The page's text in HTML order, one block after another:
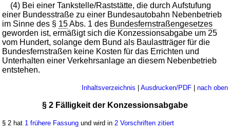
(4) Bei einer Tankstelle/Raststätte, die durch Aufstufung
einer Bundesstraße zu einer Bundesautobahn Nebenbetrieb
im Sinne des § 15Abs. 1 des Bundesfernstraßengesetzes
geworden ist, ermäßigt sich die Konzessionsabgabe um 25
vom Hundert, solange dem Bund als Baulastträger für die
Bundesfernstraßen keine Kosten für das Errichten und
Unterhalten einer Verkehrsanlage an diesem Nebenbetrieb
entstehen.
Inhaltsverzeichnis | Ausdrucken/PDF| nach oben
§ 2 Fälligkeit der Konzessionsabgabe
§ 2 hat 1 frühere Fassung und wird in 2 Vorschriften zitiert